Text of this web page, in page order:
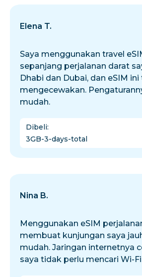
Elena T.
Saya menggunakan travel
sepanjang perjalanan darat
Dhabi dan Dubai, dan eSIM
mengecewakan.
mudah.
Dibeli:
3GB-3-days-total
Nina B.
Menggunakan eSIM
membuat kunjungan saya
mudah. Jaringan internetnya
saya tidak perlu mencari Wi-